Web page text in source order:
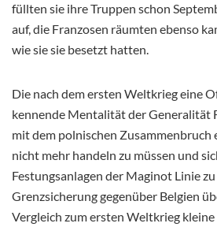
füllten sie ihre Truppen schon
auf, die Franzosen räumten ebenso
wie sie sie besetzt hatten.
Die nach dem ersten Weltkrieg eine
kennende Mentalität der Generalität
mit dem polnischen Zusammenbruch
nicht mehr handeln zu müssen und
Festungsanlagen der Maginot Linie
Grenzsicherung gegenüber Belgien
Vergleich zum ersten Weltkrieg